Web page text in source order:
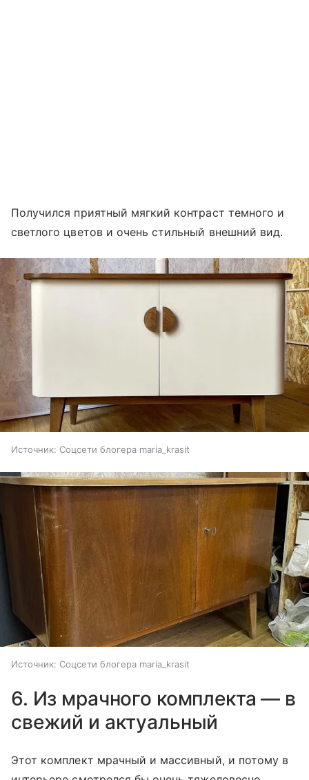
Получился приятный мягкий контраст темного и
светлого цветов и очень стильный внешний вид.
Источник: Соцсети блогера maria_krasit
Источник: Соцсети блогера maria_krasit
6. Из мрачного комплекта — в
свежий и актуальный
Этот комплект мрачный и массивный, и потому в